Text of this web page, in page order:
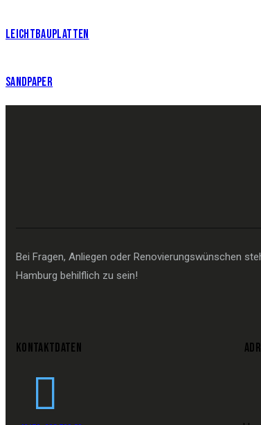
LEICHTBAUPLATTEN
SANDPAPER
Bei Fragen, Anliegen oder Renovierungswünschen
Hamburg behilflich zu sein!
KONTAKTDATEN